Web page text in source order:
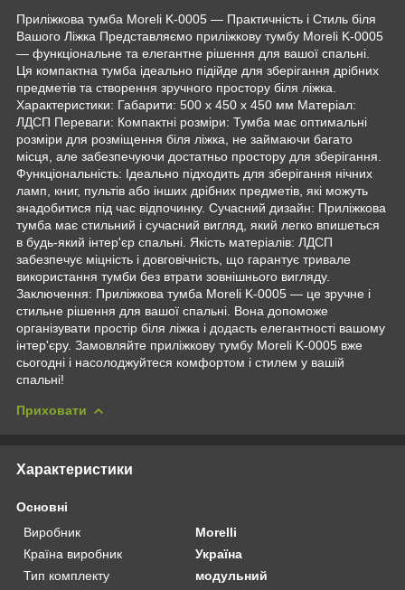
Приліжкова тумба Moreli K-0005 — Практичність і Стиль біля
Вашого Ліжка Представляємо приліжкову тумбу Moreli K-0005
— функціональне та елегантне рішення для вашої спальні.
Ця компактна тумба ідеально підійде для зберігання дрібних
предметів та створення зручного простору біля ліжка.
Характеристики: Габарити: 500 x 450 x 450 мм Матеріал:
ЛДСП Переваги: Компактні розміри: Тумба має оптимальні
розміри для розміщення біля ліжка, не займаючи багато
місця, але забезпечуючи достатньо простору для зберігання.
Функціональність: Ідеально підходить для зберігання нічних
ламп, книг, пультів або інших дрібних предметів, які можуть
знадобитися під час відпочинку. Сучасний дизайн: Приліжкова
тумба має стильний і сучасний вигляд, який легко впишеться
в будь-який інтер'єр спальні. Якість матеріалів: ЛДСП
забезпечує міцність і довговічність, що гарантує тривале
використання тумби без втрати зовнішнього вигляду.
Заключення: Приліжкова тумба Moreli K-0005 — це зручне і
стильне рішення для вашої спальні. Вона допоможе
організувати простір біля ліжка і додасть елегантності вашому
інтер'єру. Замовляйте приліжкову тумбу Moreli K-0005 вже
сьогодні і насолоджуйтеся комфортом і стилем у вашій
спальні!
Приховати
Характеристики
Основні
Виробник
Morelli
Країна виробник
Україна
Тип комплекту
модульний